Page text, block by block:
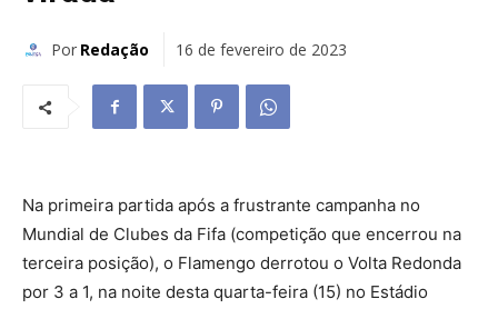
Por Redação 16 de fevereiro de 2023
Na primeira partida após a frustrante campanha no
Mundial de Clubes da Fifa (competição que encerrou na
terceira posição), o Flamengo derrotou o Volta Redonda
por 3 a 1, na noite desta quarta-feira (15) no Estádio